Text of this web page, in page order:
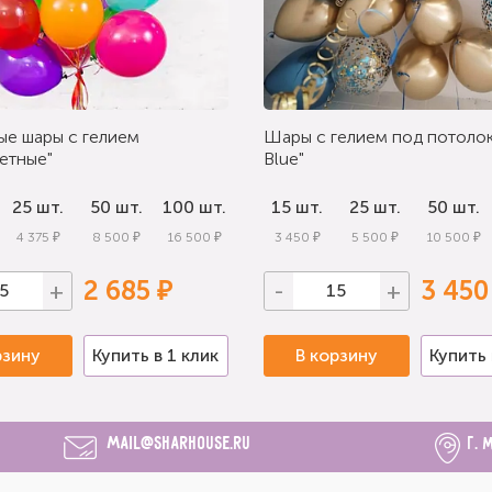
шары с гелием
25 шт.
4 375 ₽
50 шт.
8 500 ₽
100 шт.
16 500 ₽
+ 2 685 ₽
Купить в 1 клик
Шары с гелием под
Blue"
15 шт.
3 450 ₽
25 шт.
5 500 ₽
50 шт.
10 500 ₽
- + 3
В корзину Купить
mail@sharhouse.ru г.